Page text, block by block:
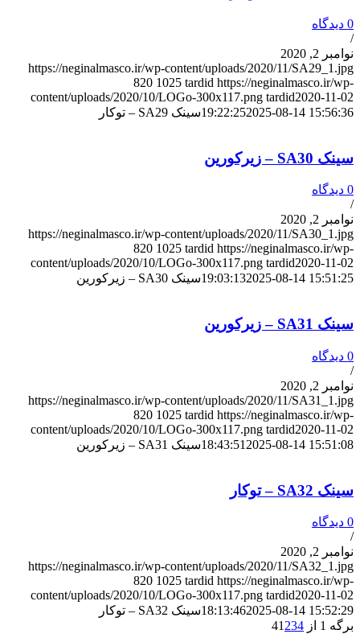
0 دیدگاه
/
نوامبر 2, 2020
https://neginalmasco.ir/wp-content/uploads/2020/11/SA29_1.jpg
820 1025 tardid https://neginalmasco.ir/wp-
content/uploads/2020/10/LOGo-300x117.png tardid2020-11-02
19:22:252025-08-14 15:56:36 سینک SA29 – توکار
سینک SA30 – زیرکورین
0 دیدگاه
/
نوامبر 2, 2020
https://neginalmasco.ir/wp-content/uploads/2020/11/SA30_1.jpg
820 1025 tardid https://neginalmasco.ir/wp-
content/uploads/2020/10/LOGo-300x117.png tardid2020-11-02
19:03:132025-08-14 15:51:25 سینک SA30 – زیرکورین
سینک SA31 – زیرکورین
0 دیدگاه
/
نوامبر 2, 2020
https://neginalmasco.ir/wp-content/uploads/2020/11/SA31_1.jpg
820 1025 tardid https://neginalmasco.ir/wp-
content/uploads/2020/10/LOGo-300x117.png tardid2020-11-02
18:43:51 2025-08-14 15:51:08 سینک SA31 – زیرکورین
سینک SA32 – توکار
0 دیدگاه
/
نوامبر 2, 2020
https://neginalmasco.ir/wp-content/uploads/2020/11/SA32_1.jpg
820 1025 tardid https://neginalmasco.ir/wp-
content/uploads/2020/10/LOGo-300x117.png tardid2020-11-02
18:13:462025-08-14 15:52:29
سینک SA32 – توکار
برگه 1 از 4
1 234